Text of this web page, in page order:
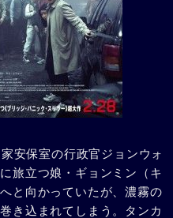
安保室の行政官ジョンウォ
旅立つ娘・ギョンミン（キ
と向かっていたが、濃霧の
き込まれてしまう。タンカ